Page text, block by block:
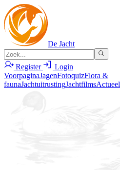
De Jacht
Register
Login
VoorpaginaJagenFotoquizFlora &
faunaJachtuitrustingJachtfilmsActueel